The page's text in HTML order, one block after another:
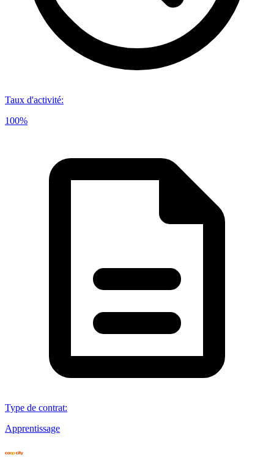
Taux d'activité:
100%
Type de contrat:
Apprentissage